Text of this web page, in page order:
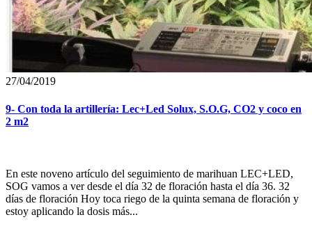
27/04/2019
9- Con toda la artillería: Lec+Led Solux, S.O.G, CO2 y coco en
2 m2
En este noveno artículo del seguimiento de marihuan LEC+LED,
SOG vamos a ver desde el día 32 de floración hasta el día 36. 32
días de floración Hoy toca riego de la quinta semana de floración y
estoy aplicando la dosis más...